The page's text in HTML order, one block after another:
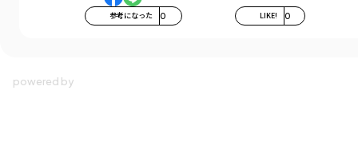
参考になった 0 LIKE! 0